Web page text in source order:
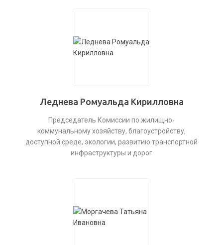
Леднева Ромуальда Кирилловна
Председатель Комиссии по жилищно-
коммунальному хозяйству, благоустройству,
доступной среде, экологии, развитию транспортной
инфраструктуры и дорог